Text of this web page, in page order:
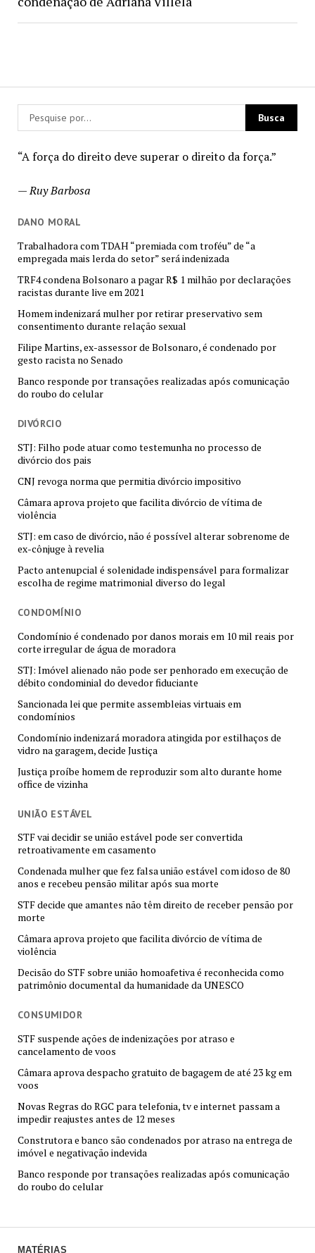
“A força do direito deve superar o direito da força.”
—Ruy Barbosa
DANO MORAL
Trabalhadora com TDAH “premiada com troféu” de “a
empregada mais lerda do setor” será indenizada
TRF4 condena Bolsonaro a pagar R$ 1 milhão por declarações
racistas durante live em 2021
Homem indenizará mulher por retirar preservativo sem
consentimento durante relação sexual
Filipe Martins, ex-assessor de Bolsonaro, é condenado por
gesto racista no Senado
Banco responde por transações realizadas após comunicação
do roubo do celular
DIVÓRCIO
STJ: Filho pode atuar como testemunha no processo de
divórcio dos pais
CNJ revoga norma que permitia divórcio impositivo
Câmara aprova projeto que facilita divórcio de vítima de
violência
STJ: em caso de divórcio, não é possível alterar sobrenome de
ex-cônjuge à revelia
Pacto antenupcial é solenidade indispensável para formalizar
escolha de regime matrimonial diverso do legal
CONDOMÍNIO
Condomínio é condenado por danos morais em 10 mil reais por
corte irregular de água de moradora
STJ: Imóvel alienado não pode ser penhorado em execução de
débito condominial do devedor fiduciante
Sancionada lei que permite assembleias virtuais em
condomínios
Condomínio indenizará moradora atingida por estilhaços de
vidro na garagem, decide Justiça
Justiça proíbe homem de reproduzir som alto durante home
office de vizinha
UNIÃO ESTÁVEL
STF vai decidir se união estável pode ser convertida
retroativamente em casamento
Condenada mulher que fez falsa união estável com idoso de 80
anos e recebeu pensão militar após sua morte
STF decide que amantes não têm direito de receber pensão por
morte
Câmara aprova projeto que facilita divórcio de vítima de
violência
Decisão do STF sobre união homoafetiva é reconhecida como
patrimônio documental da humanidade da UNESCO
CONSUMIDOR
STF suspende ações de indenizações por atraso e
cancelamento de voos
Câmara aprova despacho gratuito de bagagem de até 23 kg em
voos
Novas Regras do RGC para telefonia, tv e internet passam a
impedir reajustes antes de 12 meses
Construtora e banco são condenados por atraso na entrega de
imóvel e negativação indevida
Banco responde por transações realizadas após comunicação
do roubo do celular
MATÉRIAS